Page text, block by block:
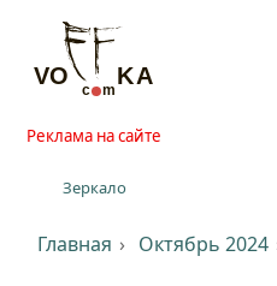
Реклама на сайте
Зеркало
Главная Октябрь 2024